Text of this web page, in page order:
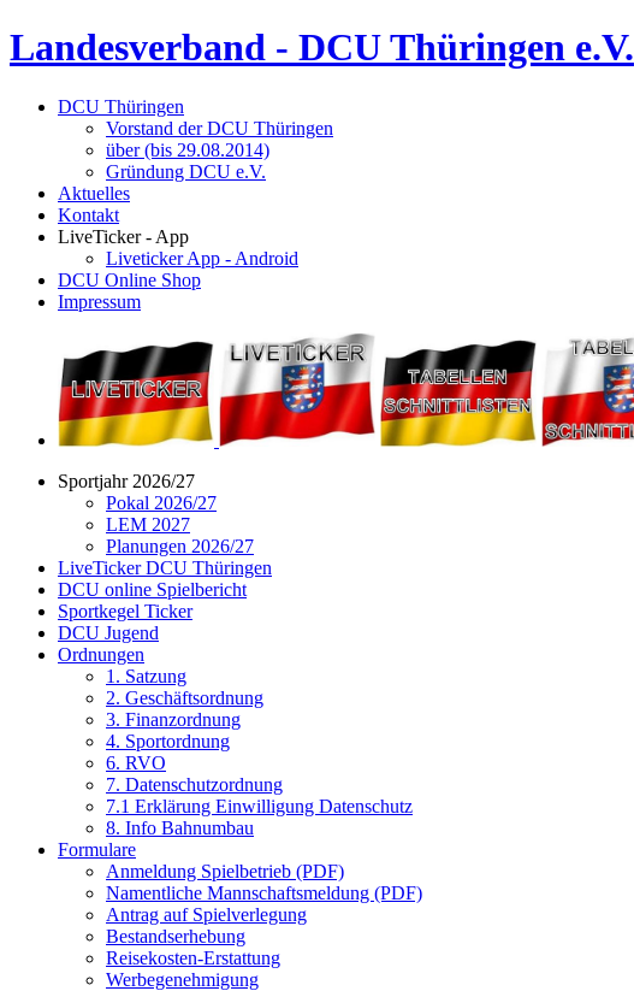
Landesverband - DCU Thüringen e.V.
DCU Thüringen
Vorstand der DCU Thüringen
über (bis 29.08.2014)
Gründung DCU e.V.
Aktuelles
Kontakt
LiveTicker - App
Liveticker App - Android
DCU Online Shop
Impressum
Sportjahr 2026/27
Pokal 2026/27
LEM 2027
Planungen 2026/27
LiveTicker DCU Thüringen
DCU online Spielbericht
Sportkegel Ticker
DCU Jugend
Ordnungen
1. Satzung
2. Geschäftsordnung
3. Finanzordnung
4. Sportordnung
6. RVO
7. Datenschutzordnung
7.1 Erklärung Einwilligung Datenschutz
8. Info Bahnumbau
Formulare
Anmeldung Spielbetrieb (PDF)
Namentliche Mannschaftsmeldung (PDF)
Antrag auf Spielverlegung
Bestandserhebung
Reisekosten-Erstattung
Werbegenehmigung